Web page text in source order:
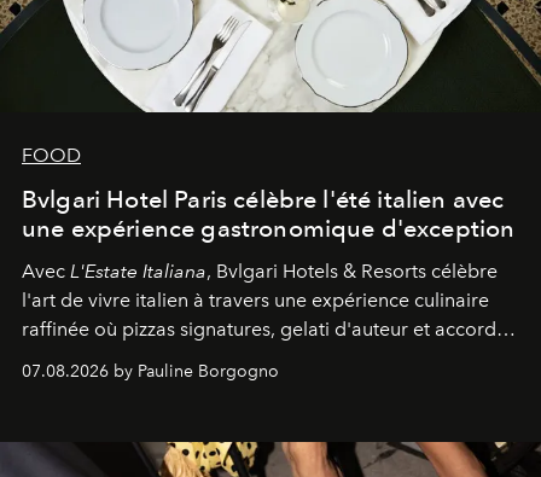
FOOD
Bvlgari Hotel Paris célèbre l'été italien avec
une expérience gastronomique d'exception
Avec L'Estate Italiana, Bvlgari Hotels & Resorts célèbre
l'art de vivre italien à travers une expérience culinaire
raffinée où pizzas signatures, gelati d'auteur et accords
d'exception composent un véritable voyage sensoriel.
07.08.2026 by Pauline Borgogno